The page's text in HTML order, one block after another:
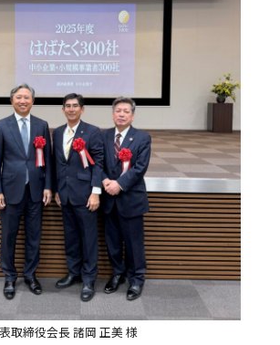
取締役会長 諸岡 正美 様